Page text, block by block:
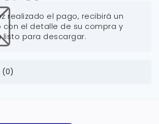
realizado el pago, recibirá un
con el detalle de su compra y
listo para descargar.
(0)